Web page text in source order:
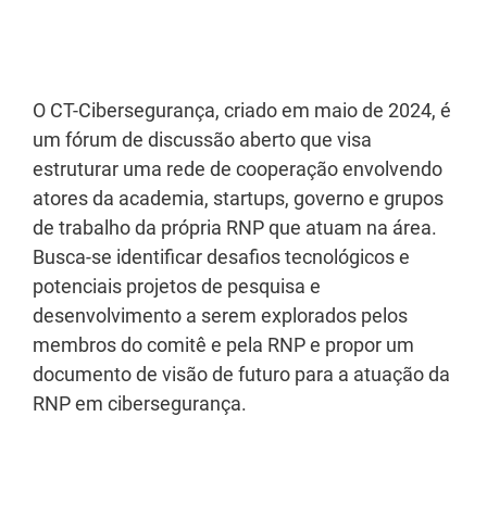
Texto
O CT-Cibersegurança, criado em maio de 2024, é
um fórum de discussão aberto que visa
estruturar uma rede de cooperação envolvendo
atores da academia, startups, governo e grupos
de trabalho da própria RNP que atuam na área.
Busca-se identificar desafios tecnológicos e
potenciais projetos de pesquisa e
desenvolvimento a serem explorados pelos
membros do comitê e pela RNP e propor um
documento de visão de futuro para a atuação da
RNP em cibersegurança.